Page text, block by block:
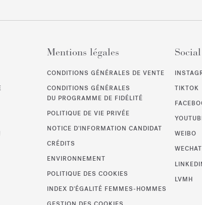
Mentions légales
CONDITIONS GÉNÉRALES DE VENTE
CONDITIONS GÉNÉRALES
DU PROGRAMME DE FIDÉLITÉ
POLITIQUE DE VIE PRIVÉE
NOTICE D'INFORMATION CANDIDAT
CRÉDITS
ENVIRONNEMENT
POLITIQUE DES COOKIES
INDEX D'ÉGALITÉ FEMMES-HOMMES
Social
TIKTOK
WEIBO
WECHAT
LVMH